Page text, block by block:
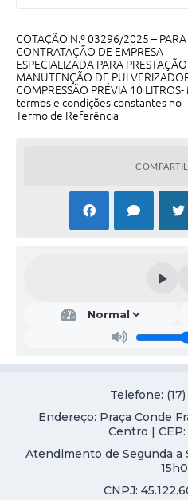
SIC
Diário Oficial
Contato
COTAÇÃO N.º 03296/2025 – PARA
CONTRATAÇÃO DE EMPRESA
ESPECIALIZADA PARA
MANUTENÇÃO DE
COMPRESSÃO PRÉVIA 10
termos e condições constantes no
Termo de Referência
Telefone:
Endereço: Praça Conde
Centro | CEP:
Atendimento de Segunda a
CNPJ: